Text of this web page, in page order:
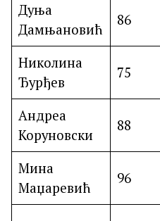
Дуња
Дамњановић
86
Николина
Ђурђев
75
Андреа
Коруновски
88
Мина
Маџаревић
96